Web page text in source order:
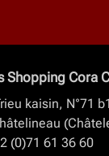
Shopping Cora
kaisin, N°71 b1
(0)71 61 36 60